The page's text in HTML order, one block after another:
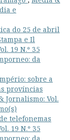
e
do 25 de abril
e Il
19 N.º 35
da
sobre a
províncias
Jornalismo: Vol.
telefonemas
19 N.º 35
da